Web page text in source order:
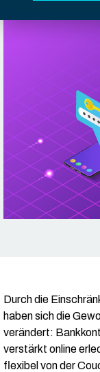
Durch die
haben sich die
verändert:
verstärkt online
flexibel von der